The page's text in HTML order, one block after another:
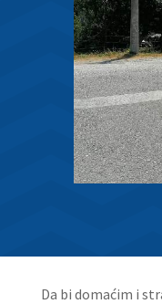
Da bi domaćim i